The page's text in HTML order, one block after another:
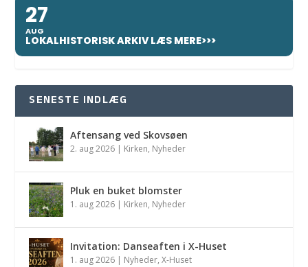
27
AUG
LOKALHISTORISK ARKIV LÆS MERE>>>
SENESTE INDLÆG
Aftensang ved Skovsøen
2. aug 2026 | Kirken, Nyheder
Pluk en buket blomster
1. aug 2026 | Kirken, Nyheder
Invitation: Danseaften i X-Huset
1. aug 2026 | Nyheder,X-Huset